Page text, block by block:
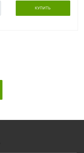
КУПИТЬ